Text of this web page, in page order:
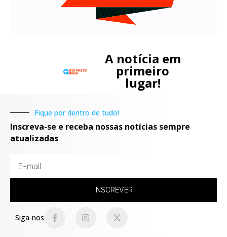
A notícia em
primeiro
lugar!
Fique por dentro de tudo!
Inscreva-se e receba nossas notícias sempre
atualizadas
INSCREVER
Siga-nos